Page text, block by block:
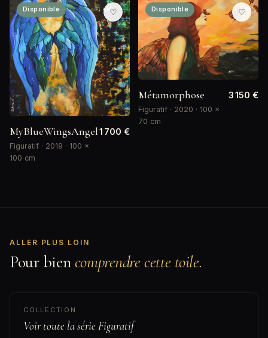
Disponible ♡
MyBlueWingsAngel
Figuratif · 2019 · 100 ×
100 cm
1 700 €
Disponible ♡
Métamorphose
Figuratif · 2020 · 100 ×
70 cm
3 150 €
ALLER PLUS LOIN
Pour biencomprendre cette toile.
COLLECTION
Voir toute la série Figuratif